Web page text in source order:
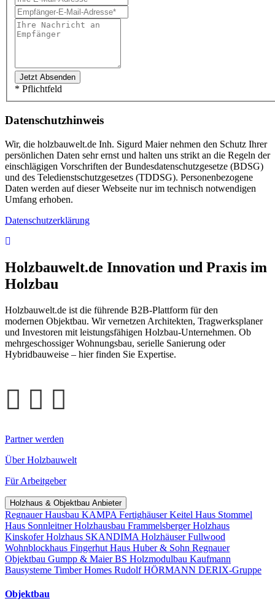
* Pflichtfeld
Datenschutzhinweis
Wir, die holzbauwelt.de Inh. Sigurd Maier nehmen den Schutz Ihrer
persönlichen Daten sehr ernst und halten uns strikt an die Regeln der
einschlägigen Vorschriften der Bundesdatenschutzgesetze (BDSG)
und des Teledienstschutzgesetzes (TDDSG). Personenbezogene
Daten werden auf dieser Webseite nur im technisch notwendigen
Umfang erhoben.
Datenschutzerklärung
Holzbauwelt.de Innovation und Praxis im
Holzbau
Holzbauwelt.de ist die führende B2B-Plattform für den
modernen Objektbau. Wir vernetzen Architekten, Tragwerksplaner
und Investoren mit leistungsfähigen Holzbau-Unternehmen. Ob
mehrgeschossiger Wohnungsbau, serielle Sanierung oder
Hybridbauweise – hier finden Sie Expertise.
Partner werden
Über Holzbauwelt
Für Arbeitgeber
Holzhaus & Objektbau Anbieter
Regnauer Hausbau KAMPA FertighäuserKeitel Haus Stommel
Haus Sonnleitner Holzhausbau Frammelsberger Holzhaus
Kinskofer Holzhaus SKANDIMA HolzhäuserFullwood
Wohnblockhaus Fingerhut Haus Huber & Sohn Regnauer
Objektbau Gumpp & MaierBS Holzmodulbau Kaufmann
Bausysteme Timber Homes Rudolf HÖRMANN DERIX-Gruppe
Objektbau